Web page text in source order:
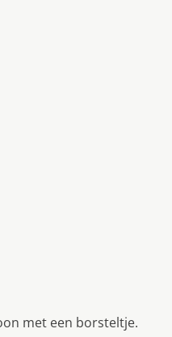
met een borsteltje.